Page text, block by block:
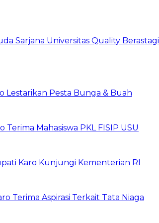
Sarjana Universitas Quality Berastagi
Lestarikan Pesta Bunga & Buah
Mahasiswa PKL FISIP USU
Karo Kunjungi Kementerian RI
Terima Aspirasi Terkait Tata Niaga